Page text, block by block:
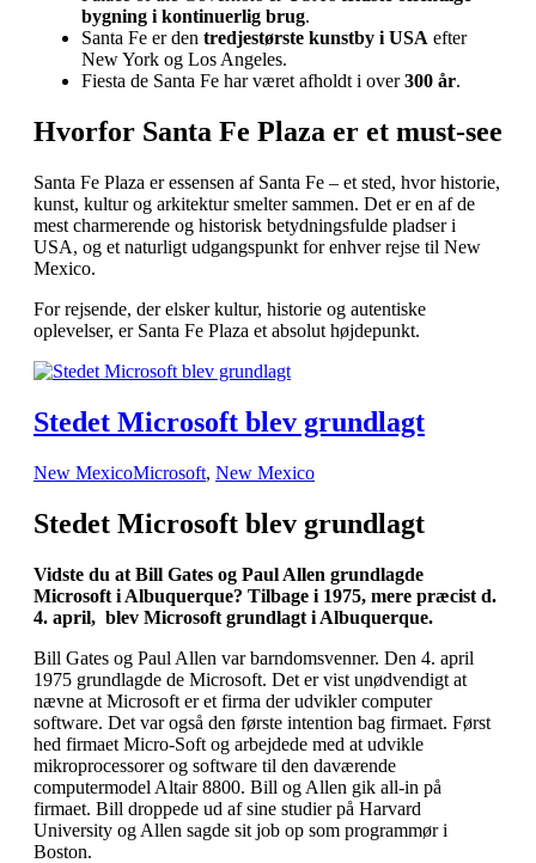
bygning i kontinuerlig brug.
Santa Fe er den tredjestørste kunstby i USA efter
New York og Los Angeles.
Fiesta de Santa Fe har været afholdt i over300 år.
Hvorfor Santa Fe Plaza er et must‑see
Santa Fe Plaza er essensen af Santa Fe – et sted, hvor historie,
kunst, kultur og arkitektur smelter sammen. Det er en af de
mest charmerende og historisk betydningsfulde pladser i
USA, og et naturligt udgangspunkt for enhver rejse til New
Mexico.
For rejsende, der elsker kultur, historie og autentiske
oplevelser, er Santa Fe Plaza et absolut højdepunkt.
Stedet Microsoft blev grundlagt
New MexicoMicrosoft, New Mexico
Stedet Microsoft blev grundlagt
Vidste du at Bill Gates og Paul Allen grundlagde
Microsoft i Albuquerque? Tilbage i 1975, mere præcist d.
4. april, blev Microsoft grundlagt i Albuquerque.
Bill Gates og Paul Allen var barndomsvenner. Den 4. april
1975 grundlagde de Microsoft. Det er vist unødvendigt at
nævne at Microsoft er et firma der udvikler computer
software. Det var også den første intention bag firmaet. Først
hed firmaet Micro-Soft og arbejdede med at udvikle
mikroprocessorer og software til den daværende
computermodel Altair 8800. Bill og Allen gik all-in på
firmaet. Bill droppede ud af sine studier på Harvard
University og Allen sagde sit job op som programmør i
Boston.